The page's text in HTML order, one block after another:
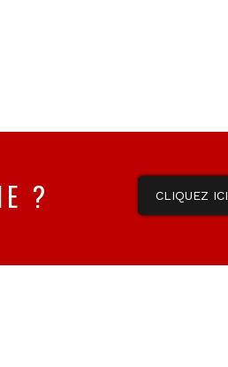
? CLIQUEZ ICI